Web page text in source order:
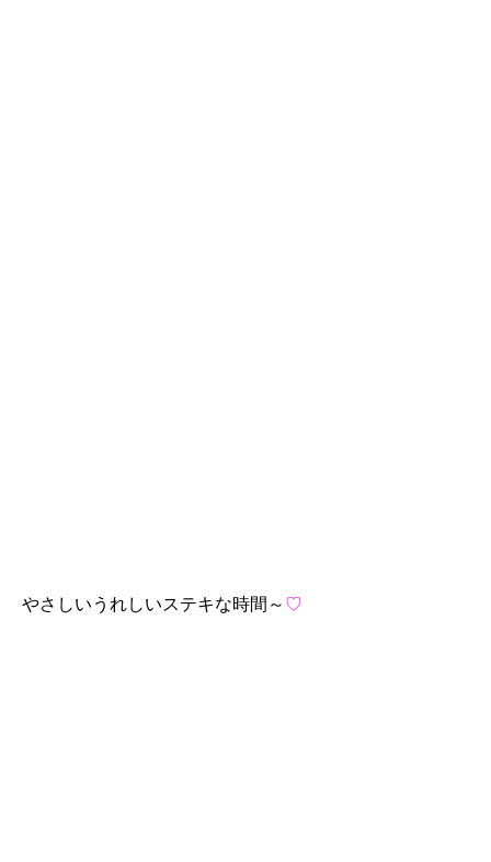
やさしいうれしいステキな時間～ ♡